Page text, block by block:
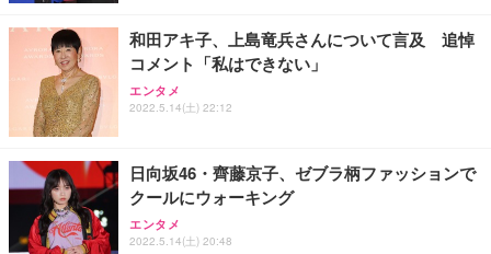
ョン PCチェア 通気性メッシュ ゲーミング/勉強/事
務用 おしゃれ パソコンチェア (ブラック)
Sezlife オフィスチェア デスクチェア 疲れない テレ
ワーク チェア 強化バックレスト 30度ロッキング機
能 人間工学 椅子 腰サポート 90度跳ね上げ式アーム
務用 おしゃれ パソコンチェア (ホワイト)
ANDWINT オフィスチェア デスクチェア 肘なし メ
ッシュ 通気性 ランバーサポート付き 腰サポート ガ
ス圧無段階昇降 360度回転 キャスター付き コンパク
【整備済み品】Dell E2724HS 27インチ 液晶モニタ
ー フルHD（1920×1080）VA 非光沢 HDMI/DisplayP
ort/VGA スピーカー内蔵 高さ調整 スイベル VESA対
【MiniLED/24.5inch/280Hz/FHD】GRAPHT THE S
HOOTER Gaming Monitor 24” Essential ゲーミン
グモニター QD 24.5インチ 1ms FHD 量子ドット 残
Smart Basic(スマートベーシック) 【Amazon.co.jp
限定】 Smart Basic アイリスオーヤマ ペットシーツ
超厚型 お徳用 ワイド 100枚入 (x 1) (ケース販売)
アイリスオーヤマ ペットシーツ 超厚型 お徳用 レギ
ュラー 200枚入【Amazon.co.jp限定】
和田アキ子、上島竜兵さんについて言及 追悼
コメント「私はできない」
エンタメ
2022.5.14(土) 22:12
日向坂46・齊藤京子、ゼブラ柄ファッションで
クールにウォーキング
エンタメ
2022.5.14(土) 20:48